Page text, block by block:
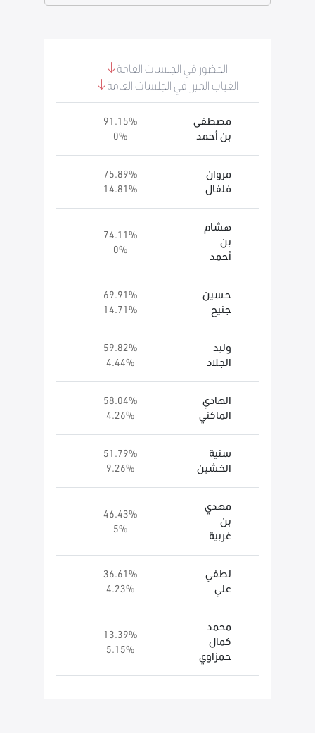
الحضور في الجلسات العامة
الغياب المبرر في الجلسات العامة
مهدي
بن
غربية
46.43%
5%
محمد
كمال
حمزاوي
13.39%
5.15%
وليد
الجلاد
59.82%
4.44%
مصطفى
بن أحمد
91.15%
0%
لطفي
علي
36.61%
4.23%
مروان
فلفال
75.89%
14.81%
الهادي
الماكني
58.04%
4.26%
هشام
بن
أحمد
74.11%
0%
سنية
الخشين
51.79%
9.26%
حسين
جنيح
69.91%
14.71%